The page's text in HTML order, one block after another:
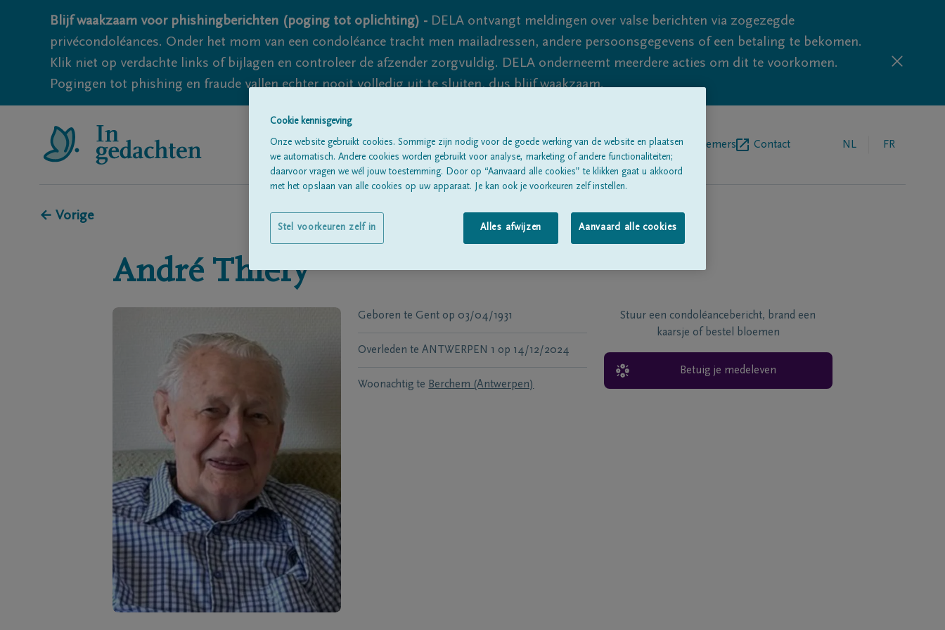
Blijf waakzaam voor phishingberichten (poging tot oplichting) - DELA ontvangt meldingen over valse berichten via zogezegde
privécondoléances. Onder het mom van een condoléance tracht men mailadressen, andere persoonsgegevens of een betaling te bekomen.
Klik niet op verdachte links of bijlagen en controleer de afzender zorgvuldig. DELA onderneemt meerdere acties om dit te voorkomen.
Pogingen tot phishing en fraude vallen echter nooit volledig uit te sluiten, dus blijf waakzaam.
Alle rouwberichtenOver onsBegrafenisondernemers Contact NL FR
← Vorige
André Thièry
Geboren te Gent op 03/04/1931
Overleden te ANTWERPEN 1 op 14/12/2024
Woonachtig te Berchem (Antwerpen)
Stuur een condoléancebericht, brand een
kaarsje of bestel bloemen
Betuig je medeleven
Cookie kennisgeving
Onze website gebruikt cookies. Sommige zijn nodig voor de goede werking van de website en plaatsen
we automatisch. Andere cookies worden gebruikt voor analyse, marketing of andere functionaliteiten;
daarvoor vragen we wél jouw toestemming. Door op “Aanvaard alle cookies” te klikken gaat u akkoord
met het opslaan van alle cookies op uw apparaat. Je kan ook je voorkeuren zelf instellen.
Alles afwijzen Aanvaard alle cookies
Stel voorkeuren zelf in